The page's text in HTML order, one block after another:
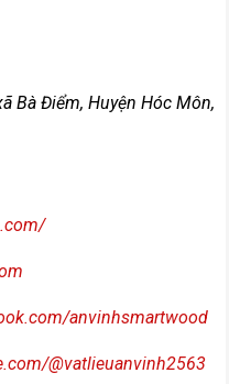
Bà Điểm, Huyện Hóc Môn,
anvinhsmartwood
@vatlieuanvinh2563